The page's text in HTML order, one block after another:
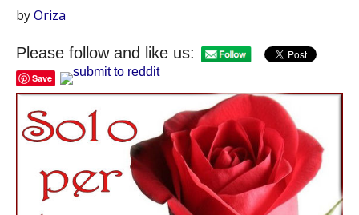
byOriza
Please follow and like us:
Save